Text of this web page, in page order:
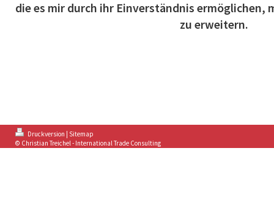
die es mir durch ihr Einverständnis ermöglichen,
zu erweitern.
Druckversion
Sitemap
© Christian Treichel - International Trade Consulting